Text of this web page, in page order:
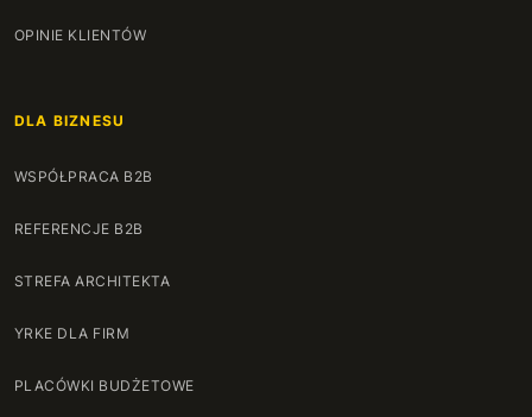
OPINIE KLIENTÓW
DLA BIZNESU
WSPÓŁPRACA B2B
REFERENCJE B2B
STREFA ARCHITEKTA
YRKE DLA FIRM
PLACÓWKI BUDŻETOWE